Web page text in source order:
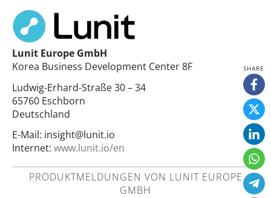
Lunit Europe GmbH
Korea Business Development Center 8F
Ludwig-Erhard-Straße 30 – 34
65760 Eschborn
Deutschland
E-Mail: insight@lunit.io
Internet: www.lunit.io/en
PRODUKTMELDUNGEN VON LUNIT EUROPE
GMBH